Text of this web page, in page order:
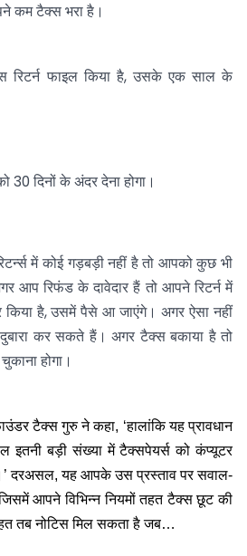
कम टैक्स भरा है।
रिटर्न फाइल किया है, उसके एक साल के
दिनों के अंदर देना होगा।
में कोई गड़बड़ी नहीं है तो आपको कुछ भी
आप रिफंड के दावेदार हैं तो आपने रिटर्न में
है, उसमें पैसे आ जाएंगे। अगर ऐसा नहीं
कर सकते हैं। अगर टैक्स बकाया है तो
होगा।
टैक्स गुरु ने कहा, ‘हालांकि यह प्रावधान
इतनी बड़ी संख्या में टैक्सपेयर्स को कंप्यूटर
दरअसल, यह आपके उस प्रस्ताव पर सवाल-
आपने विभिन्न नियमों तहत टैक्स छूट की
तब नोटिस मिल सकता है जब…